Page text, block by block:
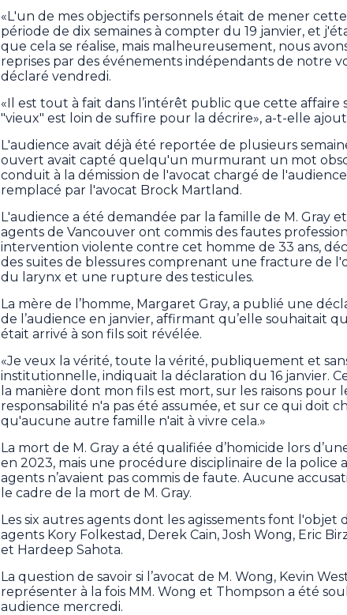
«L'un de mes objectifs personnels était de mener
période de dix semaines à compter du 19 janvier, et
que cela se réalise, mais malheureusement, nous
reprises par des événements indépendants de notre
déclaré vendredi.
«Il est tout à fait dans l’intérêt public que cette affaire
"vieux" est loin de suffire pour la décrire», a-t-elle
L'audience avait déjà été reportée de plusieurs
ouvert avait capté quelqu'un murmurant un mot
conduit à la démission de l'avocat chargé de
remplacé par l'avocat Brock Martland.
L'audience a été demandée par la famille de M. Gray
agents de Vancouver ont commis des fautes
intervention violente contre cet homme de 33 ans,
des suites de blessures comprenant une fracture de
du larynx et une rupture des testicules.
La mère de l’homme, Margaret Gray, a publié une
de l’audience en janvier, affirmant qu’elle souhaitait
était arrivé à son fils soit révélée.
«Je veux la vérité, toute la vérité, publiquement et
institutionnelle, indiquait la déclaration du 16 janvier.
la manière dont mon fils est mort, sur les raisons pour
responsabilité n'a pas été assumée, et sur ce qui doit
qu'aucune autre famille n'ait à vivre cela.»
La mort de M. Gray a été qualifiée d’homicide lors
en 2023, mais une procédure disciplinaire de la police
agents n’avaient pas commis de faute. Aucune
le cadre de la mort de M. Gray.
Les six autres agents dont les agissements font
agents Kory Folkestad, Derek Cain, Josh Wong, Eric
et Hardeep Sahota.
La question de savoir si l’avocat de M. Wong, Kevin
représenter à la fois MM. Wong et Thompson a été
audience mercredi.